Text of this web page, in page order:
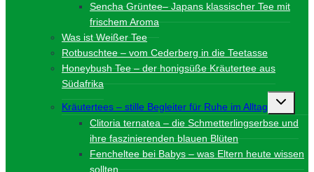
Sencha Grüntee– Japans klassischer Tee mit
frischem Aroma
Was ist Weißer Tee
Rotbuschtee – vom Cederberg in die Teetasse
Honeybush Tee – der honigsüße Kräutertee aus
Südafrika
Kräutertees – stille Begleiter für Ruhe im Alltag
Clitoria ternatea – die Schmetterlingserbse und
ihre faszinierenden blauen Blüten
Fencheltee bei Babys – was Eltern heute wissen
sollten